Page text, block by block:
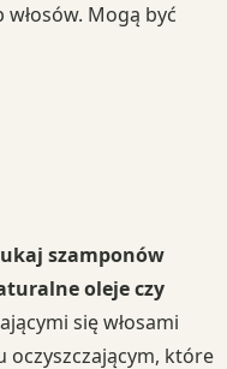
Mogą być
szamponów
oleje czy
się włosami
oczyszczającym, które